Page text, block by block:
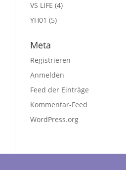
VS LIFE (4)
YH01 (5)
Meta
Registrieren
Anmelden
Feed der Einträge
Kommentar-Feed
WordPress.org